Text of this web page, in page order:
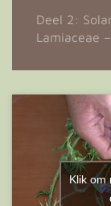
Deel 2:
Lamiaceae
Klik om